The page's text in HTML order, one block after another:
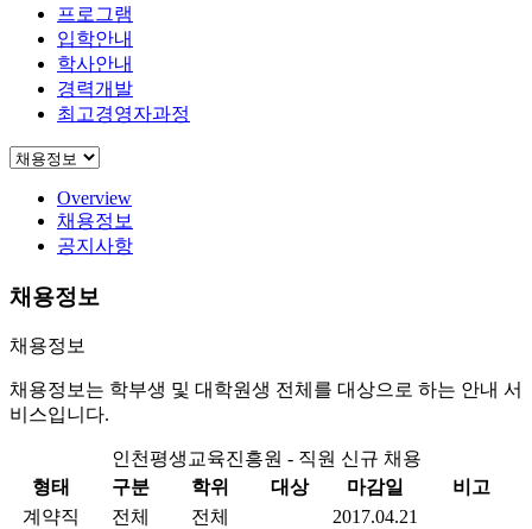
프로그램
입학안내
학사안내
경력개발
최고경영자과정
Overview
채용정보
공지사항
채용정보
채용정보
채용정보는 학부생 및 대학원생 전체를 대상으로 하는 안내 서
비스입니다.
인천평생교육진흥원 - 직원 신규 채용
형태
구분 학위 대상 마감일
비고
계약직
전체 전체 2017.04.21